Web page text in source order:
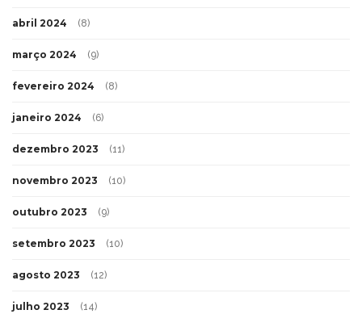
abril 2024 (8)
março 2024 (9)
fevereiro 2024 (8)
janeiro 2024 (6)
dezembro 2023 (11)
novembro 2023 (10)
outubro 2023 (9)
setembro 2023 (10)
agosto 2023 (12)
julho 2023 (14)